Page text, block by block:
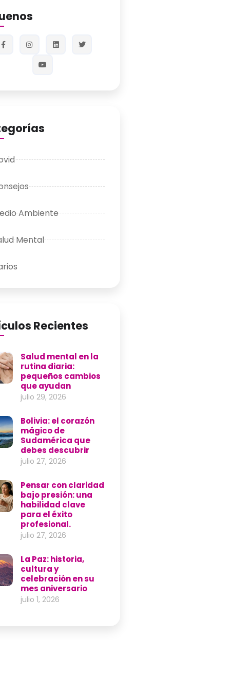
Ambiente
Mental
Recientes
Salud mental en la
rutina diaria:
pequeños cambios
que ayudan
julio 29, 2026
Bolivia: el corazón
mágico de
Sudamérica que
debes descubrir
julio 27, 2026
Pensar con claridad
bajo presión: una
habilidad clave
para el éxito
profesional.
julio 27, 2026
La Paz: historia,
cultura y
celebración en su
mes aniversario
julio 1, 2026